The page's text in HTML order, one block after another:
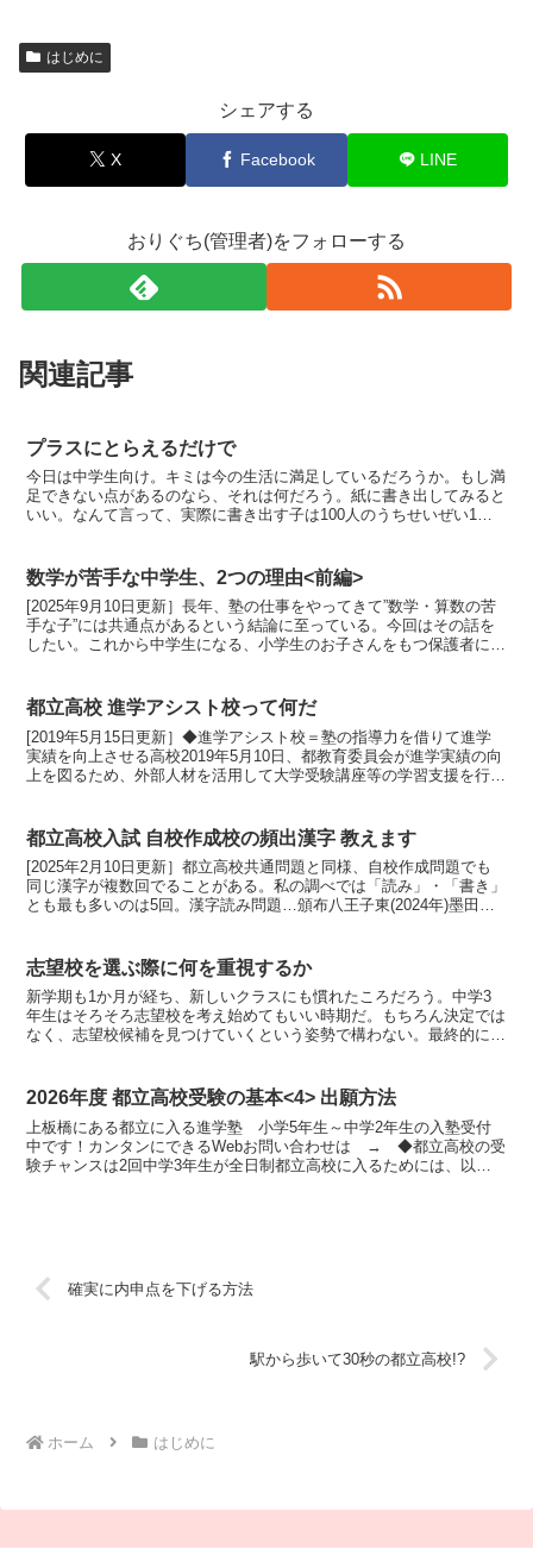
はじめに
シェアする
X Facebook LINE
おりぐち(管理者)をフォローする
関連記事
プラスにとらえるだけで
今日は中学生向け。キミは今の生活に満足しているだろうか。もし満
足できない点があるのなら、それは何だろう。紙に書き出してみると
いい。なんて言って、実際に書き出す子は100人のうちせいぜい1～2
数学が苦手な中学生、2つの理由<前編>
[2025年9月10日更新］長年、塾の仕事をやってきて”数学・算数の苦
手な子”には共通点があるという結論に至っている。今回はその話を
したい。これから中学生になる、小学生のお子さんをもつ保護者にも
都立高校 進学アシスト校って何だ
[2019年5月15日更新］◆進学アシスト校＝塾の指導力を借りて進学
実績を向上させる高校2019年5月10日、都教育委員会が進学実績の向
上を図るため、外部人材を活用して大学受験講座等の学習支援を行う
都立高校入試 自校作成校の頻出漢字 教えます
[2025年2月10日更新］都立高校共通問題と同様、自校作成問題でも
同じ漢字が複数回でることがある。私の調べでは「読み」・「書き」
とも最も多いのは5回。漢字読み問題…頒布八王子東(2024年)墨田川
志望校を選ぶ際に何を重視するか
新学期も1か月が経ち、新しいクラスにも慣れたころだろう。中学3
年生はそろそろ志望校を考え始めてもいい時期だ。もちろん決定では
なく、志望校候補を見つけていくという姿勢で構わない。最終的に受
2026年度 都立高校受験の基本<4> 出願方法
上板橋にある都立に入る進学塾 小学5年生～中学2年生の入塾受付
中です！カンタンにできるWebお問い合わせは → ◆都立高校の受
験チャンスは2回中学3年生が全日制都立高校に入るためには、以下
確実に内申点を下げる方法
駅から歩いて30秒の都立高校!?
ホーム はじめに